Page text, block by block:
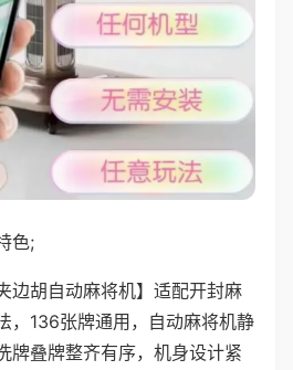
色;
边胡自动麻将机】适配开封麻
，136张牌通用，自动麻将机静
牌叠牌整齐有序，机身设计紧